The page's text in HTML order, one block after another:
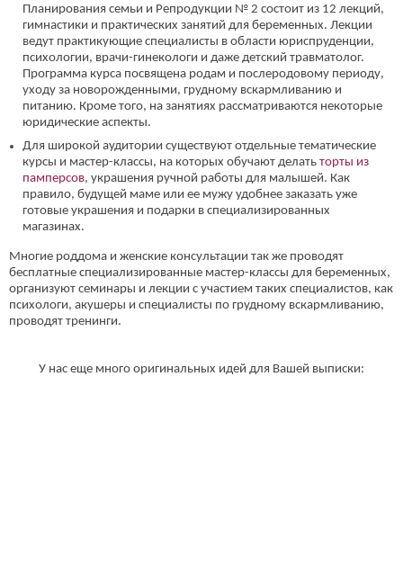
Планирования семьи и Репродукции № 2 состоит из 12 лекций,
гимнастики и практических занятий для беременных. Лекции
ведут практикующие специалисты в области юриспруденции,
психологии, врачи-гинекологи и даже детский травматолог.
Программа курса посвящена родам и послеродовому периоду,
уходу за новорожденными, грудному вскармливанию и
питанию. Кроме того, на занятиях рассматриваются некоторые
юридические аспекты.
Для широкой аудитории существуют отдельные тематические
курсы и мастер-классы, на которых обучают делать торты из
памперсов, украшения ручной работы для малышей. Как
правило, будущей маме или ее мужу удобнее заказать уже
готовые украшения и подарки в специализированных
магазинах.
Многие роддома и женские консультации так же проводят
бесплатные специализированные мастер-классы для беременных,
организуют семинары и лекции с участием таких специалистов, как
психологи, акушеры и специалисты по грудному вскармливанию,
проводят тренинги.
У нас еще много оригинальных идей для Вашей выписки: